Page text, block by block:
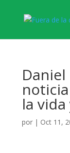
la
por | Oct 11,